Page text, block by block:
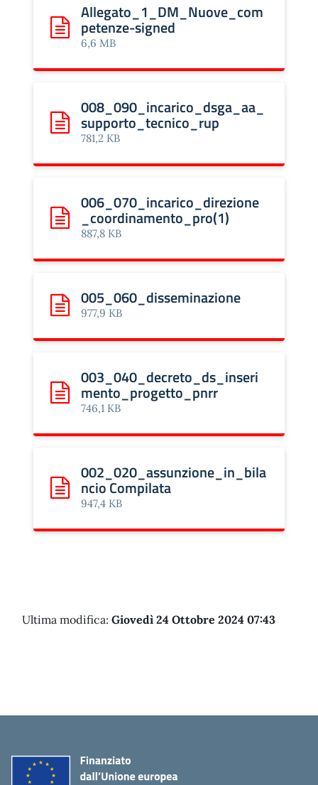
Scarica: Allegato_1_DM_Nuove_competenze-signed
Allegato_1_DM_Nuove_com
petenze-signed
6,6 MB
Scarica:
008_090_incarico_dsga_aa_
supporto_tecnico_rup
781,2 KB
Scarica:
006_070_incarico_direzione
_coordinamento_pro(1)
887,8 KB
Scarica: 005_060_disseminazione
005_060_disseminazione
977,9 KB
Scarica:
003_040_decreto_ds_inseri
mento_progetto_pnrr
746,1 KB
Scarica: 002_020_assunzione_in_bilancio Compilata
002_020_assunzione_in_bila
ncio Compilata
947,4 KB
Ultima modifica: Giovedì 24 Ottobre 2024 07:43